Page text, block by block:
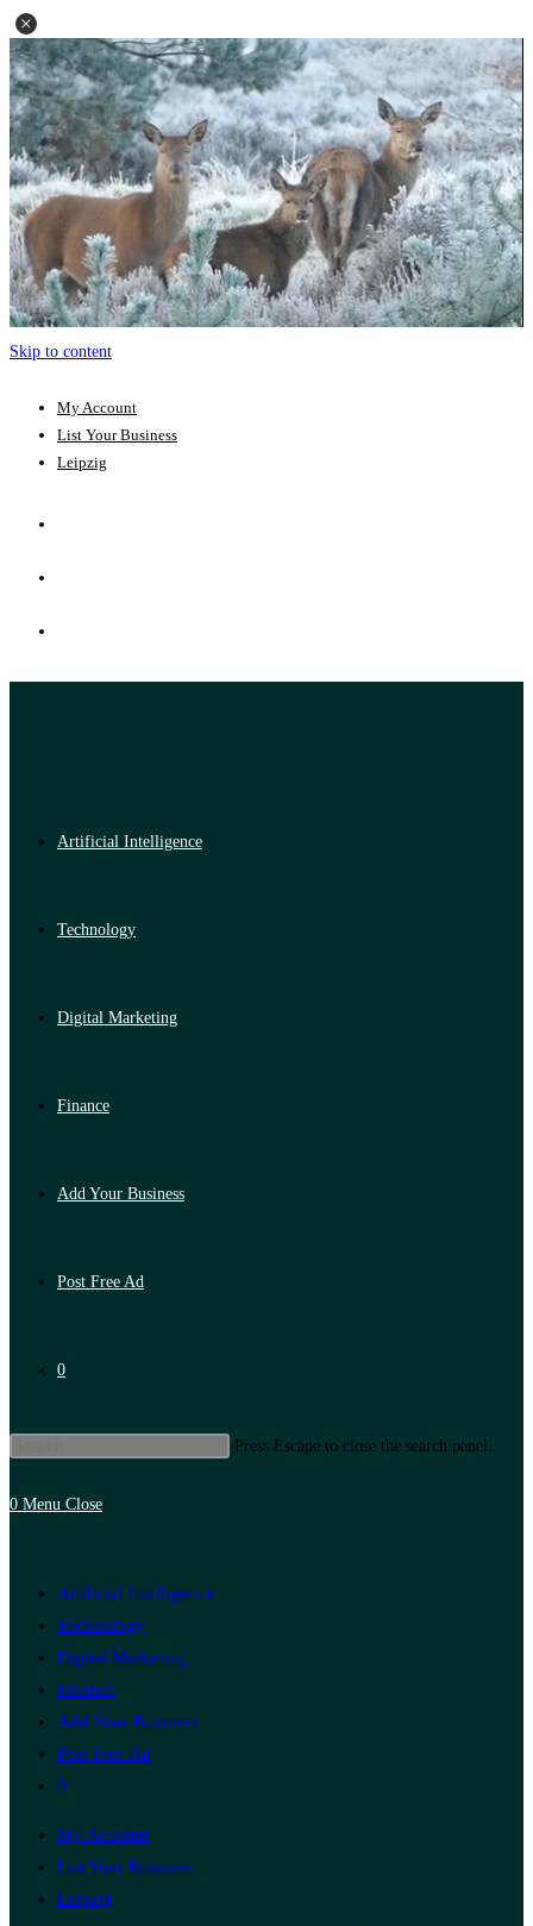
Skip to content
My Account
List Your Business
Leipzig
Artificial Intelligence
Technology
Digital Marketing
Finance
Add Your Business
Post Free Ad
0
Press Escape to close the search panel.
0 Menu Close
Artificial Intelligence
Technology
Digital Marketing
Finance
Add Your Business
Post Free Ad
0
My Account
List Your Business
Leipzig